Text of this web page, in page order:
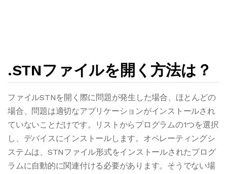
.STNファイルを開く方法は？
ファイルSTNを開く際に問題が発生した場合、ほとんどの
場合、問題は適切なアプリケーションがインストールされ
ていないことだけです。リストからプログラムの1つを選択
し、デバイスにインストールします。オペレーティングシ
ステムは、STNファイル形式をインストールされたプログ
ラムに自動的に関連付ける必要があります。そうでない場